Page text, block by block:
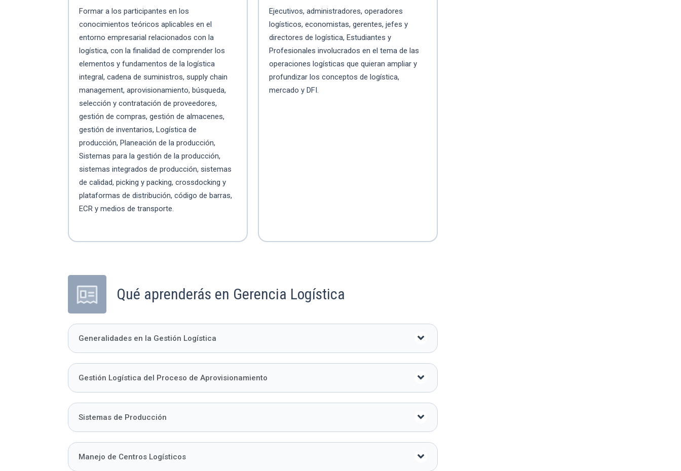
Formar a los participantes en los
conocimientos teóricos aplicables en el
entorno empresarial relacionados con la
logística, con la finalidad de comprender los
elementos y fundamentos de la logística
integral, cadena de suministros, supply chain
management, aprovisionamiento, búsqueda,
selección y contratación de proveedores,
gestión de compras, gestión de almacenes,
gestión de inventarios, Logística de
producción, Planeación de la producción,
Sistemas para la gestión de la producción,
sistemas integrados de producción, sistemas
de calidad, picking y packing, crossdocking y
plataformas de distribución, código de barras,
ECR y medios de transporte.
Ejecutivos, administradores, operadores
logísticos, economistas, gerentes, jefes y
directores de logística, Estudiantes y
Profesionales involucrados en el tema de las
operaciones logísticas que quieran ampliar y
profundizar los conceptos de logística,
mercado y DFI.
Qué aprenderás en Gerencia Logística
Generalidades en la Gestión Logística
Gestión Logística del Proceso de Aprovisionamiento
Sistemas de Producción
Manejo de Centros Logísticos